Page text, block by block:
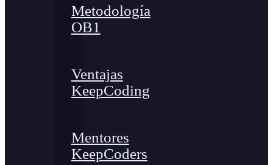
Metodología
OB1
Ventajas
KeepCoding
Mentores
KeepCoders